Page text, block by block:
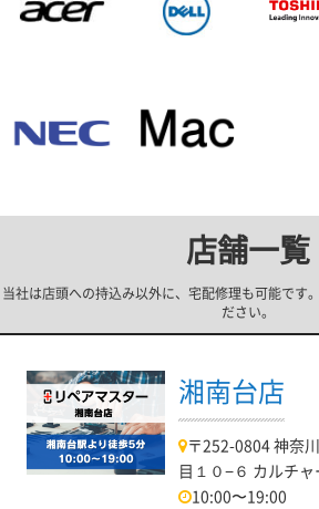
店舗一覧
当社は店頭への持込み以外に、宅配修理も可能です
ださい。
湘南台店
〒252-0804 神奈
目１０−６ カルチ
10:00〜19:00